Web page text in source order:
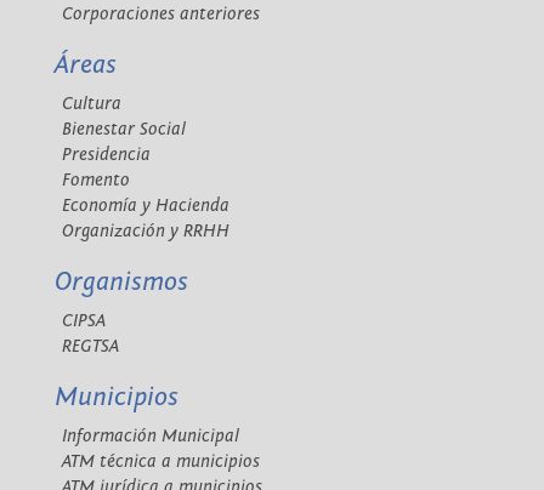
Corporaciones anteriores
Áreas
Cultura
Bienestar Social
Presidencia
Fomento
Economía y Hacienda
Organización y RRHH
Organismos
CIPSA
REGTSA
Municipios
Información Municipal
ATM técnica a municipios